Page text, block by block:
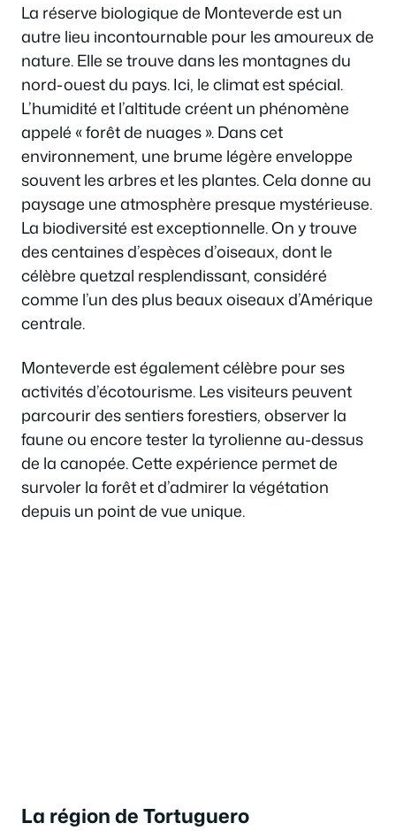
La réserve biologique de Monteverde est un
autre lieu incontournable pour les amoureux de
nature. Elle se trouve dans les montagnes du
nord-ouest du pays. Ici, le climat est spécial.
L’humidité et l’altitude créent un phénomène
appelé « forêt de nuages ». Dans cet
environnement, une brume légère enveloppe
souvent les arbres et les plantes. Cela donne au
paysage une atmosphère presque mystérieuse.
La biodiversité est exceptionnelle. On y trouve
des centaines d’espèces d’oiseaux, dont le
célèbre quetzal resplendissant, considéré
comme l’un des plus beaux oiseaux d’Amérique
centrale.
Monteverde est également célèbre pour ses
activités d’écotourisme. Les visiteurs peuvent
parcourir des sentiers forestiers, observer la
faune ou encore tester la tyrolienne au-dessus
de la canopée. Cette expérience permet de
survoler la forêt et d’admirer la végétation
depuis un point de vue unique.
La région de Tortuguero